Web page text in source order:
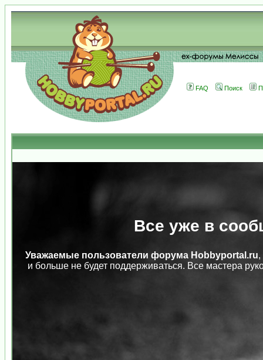
FAQ Поиск
Все уже в
Уважаемые пользователи форума Hobbyportal.ru
и больше не будет поддерживаться. Все мастера